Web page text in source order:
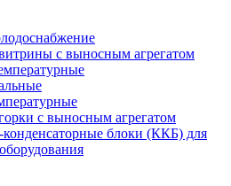
с выносным агрегатом
с выносным агрегатом
блоки (ККБ) для